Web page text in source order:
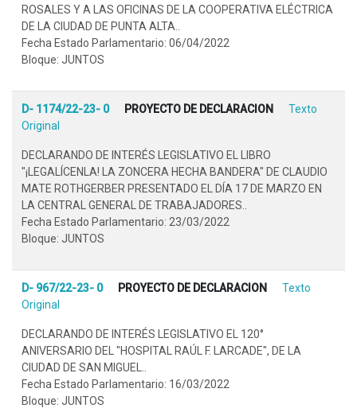
ROSALES Y A LAS OFICINAS DE LA COOPERATIVA ELÉCTRICA
DE LA CIUDAD DE PUNTA ALTA..
Fecha Estado Parlamentario: 06/04/2022
Bloque: JUNTOS
D- 1174/22-23- 0 PROYECTO DE DECLARACION
Texto
Original
DECLARANDO DE INTERÉS LEGISLATIVO EL LIBRO
"¡LEGALÍCENLA! LA ZONCERA HECHA BANDERA" DE CLAUDIO
MATE ROTHGERBER PRESENTADO EL DÍA 17 DE MARZO EN
LA CENTRAL GENERAL DE TRABAJADORES..
Fecha Estado Parlamentario: 23/03/2022
Bloque: JUNTOS
D- 967/22-23- 0 PROYECTO DE DECLARACION
Texto
Original
DECLARANDO DE INTERÉS LEGISLATIVO EL 120°
ANIVERSARIO DEL "HOSPITAL RAÚL F. LARCADE", DE LA
CIUDAD DE SAN MIGUEL..
Fecha Estado Parlamentario: 16/03/2022
Bloque: JUNTOS